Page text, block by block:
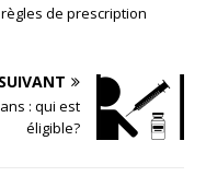
de prescription
SUIVANT
: qui est
éligible?